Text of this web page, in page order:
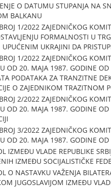
O DATUMU STUPANJA NA
BALKANU
1/2022 ZAJEDNIČKOG
FORMALNOSTI U
UKRAJINI DA
1/2022 ZAJEDNIČKOG
OD 20. MAJA 1987. GODINE
PODATAKA ZA TRANZITNE
O ZAJEDNIKOM TRAZITNOM
2/2022 ZAJEDNIČKOG
OD 20. MAJA 1987. GODINE
3/2022 ZAJEDNIČKOG
OD 20. MAJA 1987. GODINE
IZMEĐU VLADE REPUBLIKE
IZMEĐU SOCIJALISTIČKE
O NASTAVKU VAŽENJA
JUGOSLAVIJOM IZMEĐU